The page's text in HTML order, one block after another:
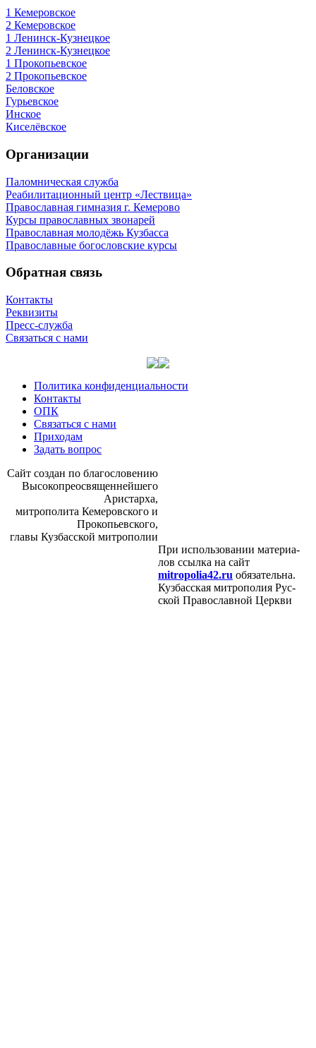
1 Кемеровское
2 Кемеровское
1 Ленинск-Кузнецкое
2 Ленинск-Кузнецкое
1 Прокопьевское
2 Прокопьевское
Беловское
Гурьевское
Инское
Киселёвское
Организации
Паломническая служба
Реабилитационный центр «Лествица»
Православная гимназия г. Кемерово
Курсы православных звонарей
Православная молодёжь Кузбасса
Православные богословские курсы
Обратная связь
Контакты
Реквизиты
Пресс-служба
Связаться с нами
Политика конфиденциальности
Контакты
ОПК
Связаться с нами
Приходам
Задать вопрос
Сайт со­здан по бла­го­сло­ве­нию
Вы­со­ко­прео­свя­щен­ней­ше­го
Ари­стар­ха,
мит­ро­по­ли­та Ке­ме­ров­ско­го и
Про­ко­пьев­ско­го,
гла­вы Куз­бас­ской мит­ро­по­лии
При ис­поль­зо­ва­нии ма­те­ри­а­
лов ссыл­ка на сайт
mitropolia42.ru обя­за­тель­на.
Куз­бас­ская мит­ро­по­лия Рус­
ской Пра­во­слав­ной Церк­ви